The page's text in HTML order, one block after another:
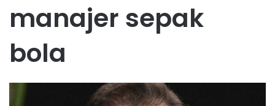
manajer sepak
bola